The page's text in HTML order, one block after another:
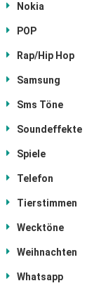
Nokia
POP
Rap/Hip Hop
Samsung
Sms Töne
Soundeffekte
Spiele
Telefon
Tierstimmen
Wecktöne
Weihnachten
Whatsapp